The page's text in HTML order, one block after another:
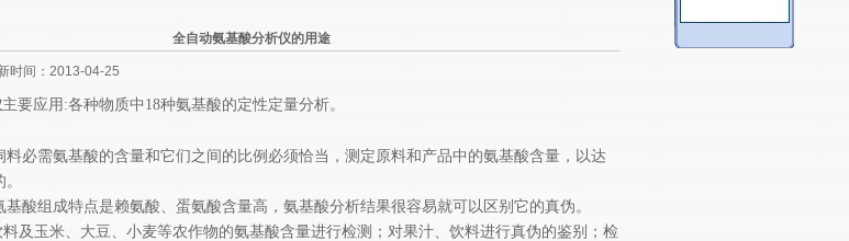
全自动氨基酸分析仪的用途
时间：2013-04-25
主要应用 :各种物质中 18种氨基酸的定性定量分析。
料必需氨基酸的含量和它们之间的比例必须恰当，测定原料和产品中的氨基酸含量，以达
酸组成特点是赖氨酸、蛋氨酸含量高，氨基酸分析结果很容易就可以区别它的真伪。
及玉米、大豆、小麦等农作物的氨基酸含量进行检测；对果汁、饮料进行真伪的鉴别；检